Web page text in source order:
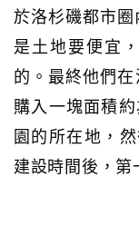
於洛杉磯都市
是土地要便宜
的。最終他們
購入一塊面積
園的所在地，
建設時間後，第